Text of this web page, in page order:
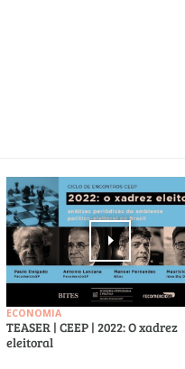
ECONOMIA
TEASER | CEEP | 2022: O xadrez
eleitoral